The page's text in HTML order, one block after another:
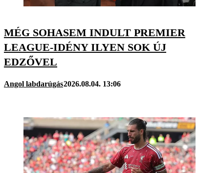
MÉG SOHASEM INDULT PREMIER
LEAGUE-IDÉNY ILYEN SOK ÚJ
EDZŐVEL
Angol labdarúgás2026.08.04. 13:06